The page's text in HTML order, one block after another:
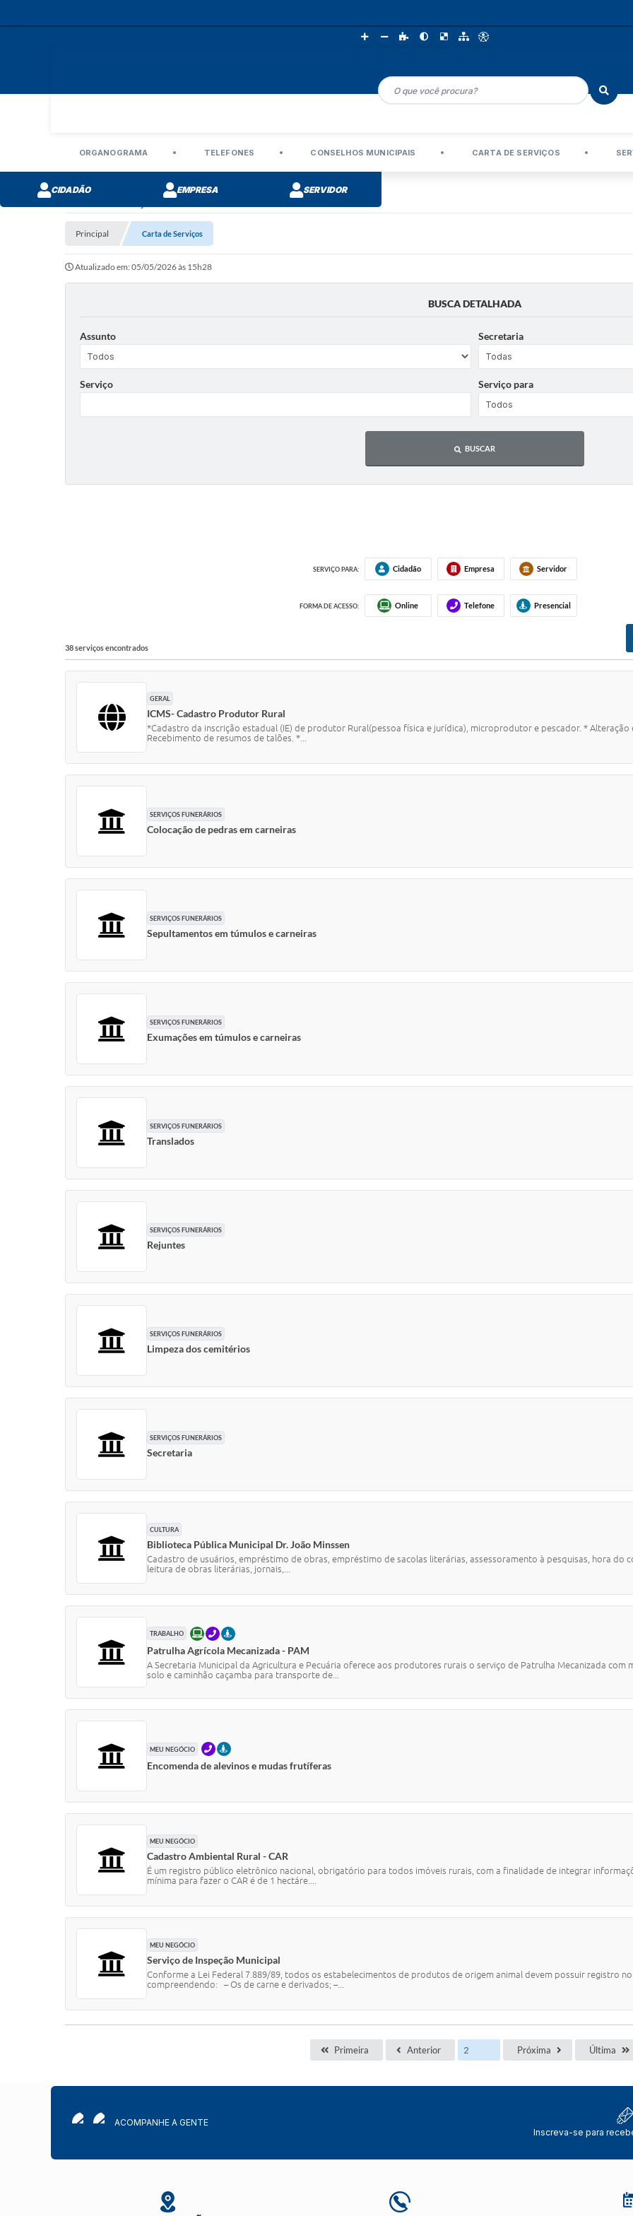
ORGANOGRAMA TELEFONES CONSELHOS MUNICIPAIS CARTA DE SERVIÇOS
CIDADÃO EMPRESA SERVIDOR
Principal Carta de Serviços
Atualizado em: 05/05/2026 às 15h28
BUSCA DETALHADA
Assunto Secretaria
Serviço Serviço para
BUSCAR
SERVIÇO PARA: Cidadão Empresa Servidor
FORMA DE ACESSO: Online Telefone Presencial
38 serviços encontrados
GERAL
ICMS- Cadastro Produtor Rural
*Cadastro da inscrição estadual (IE) de produtor Rural(pessoa física e jurídica), microprodutor e pescador. *
Recebimento de resumos de talões. *...
SERVIÇOS FUNERÁRIOS
Colocação de pedras em carneiras
SERVIÇOS FUNERÁRIOS
Sepultamentos em túmulos e carneiras
SERVIÇOS FUNERÁRIOS
Exumações em túmulos e carneiras
SERVIÇOS FUNERÁRIOS
Translados
SERVIÇOS FUNERÁRIOS
Rejuntes
SERVIÇOS FUNERÁRIOS
Limpeza dos cemitérios
SERVIÇOS FUNERÁRIOS
Secretaria
CULTURA
Biblioteca Pública Municipal Dr. João Minssen
Cadastro de usuários, empréstimo de obras, empréstimo de sacolas literárias, assessoramento à pesquisas, hora do
leitura de obras literárias, jornais,...
TRABALHO ONLINETELEFONEPRESENCIAL
Patrulha Agrícola Mecanizada - PAM
A Secretaria Municipal da Agricultura e Pecuária oferece aos produtores rurais o serviço de Patrulha Mecanizada
solo e caminhão caçamba para transporte de...
MEU NEGÓCIO TELEFONEPRESENCIAL
Encomenda de alevinos e mudas frutíferas
MEU NEGÓCIO
Cadastro Ambiental Rural - CAR
É um registro público eletrônico nacional, obrigatório para todos imóveis rurais, com a finalidade de integrar
mínima para fazer o CAR é de 1 hectáre....
MEU NEGÓCIO
Serviço de Inspeção Municipal
Conforme a Lei Federal 7.889/89, todos os estabelecimentos de produtos de origem animal devem possuir registro
compreendendo: – Os de carne e derivados; –...
Primeira Anterior Próxima Última
ACOMPANHE A GENTE
Inscreva-se para